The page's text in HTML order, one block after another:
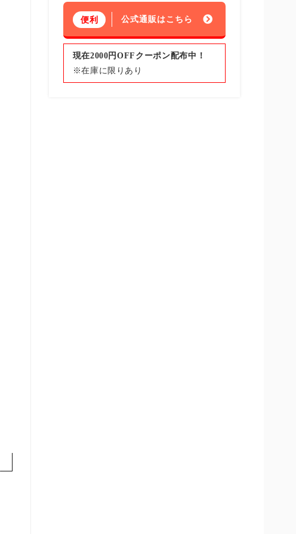
便利 公式通販はこちら
現在2000円OFFクーポン配布中！
※在庫に限りあり